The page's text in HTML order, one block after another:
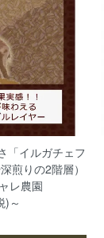
「イルガチェフ
煎りの2階層）
レ農園
)～